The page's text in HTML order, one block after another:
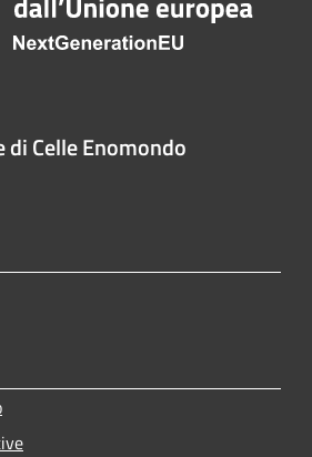
di Celle Enomondo